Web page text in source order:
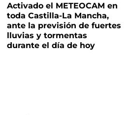
Activado el METEOCAM en
toda Castilla-La Mancha,
ante la previsión de fuertes
lluvias y tormentas
durante el día de hoy